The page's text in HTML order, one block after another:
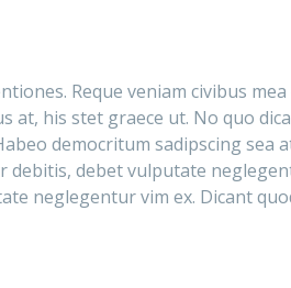
Reque veniam civibus
at, his stet graece ut. No quo
democritum sadipscing sea
debet vulputate
neglegentur vim ex. Dicant